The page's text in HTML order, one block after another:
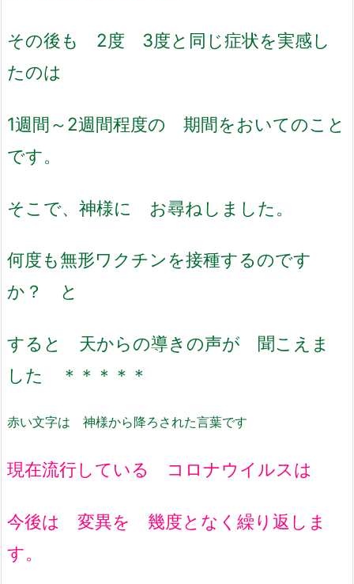
その後も 2度 3度と同じ症状を実感し
たのは
1週間～2週間程度の 期間をおいてのこと
です。
そこで、神様に お尋ねしました。
何度も無形ワクチンを接種するのです
か？ と
すると 天からの導きの声が 聞こえま
した ＊＊＊＊＊
赤い文字は 神様から降ろされた言葉です
現在流行している コロナウイルスは
今後は 変異を 幾度となく繰り返しま
す。